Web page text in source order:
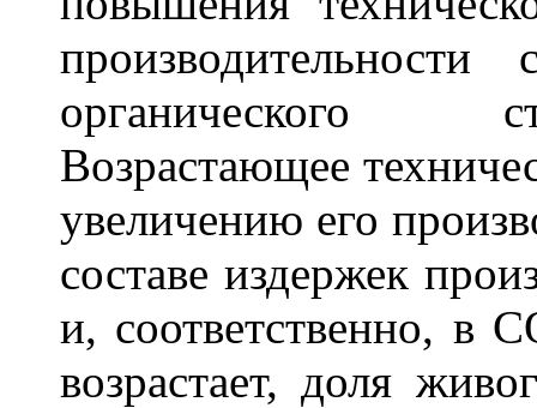
органического
Возрастающее
увеличению его
составе издержек
и, соответственно, в
возрастает, доля